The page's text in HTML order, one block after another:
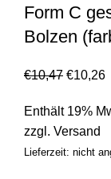
Form C
Bolzen
€10,47 €10,26
Enthält 19%
zzgl. Versand
Lieferzeit: nicht